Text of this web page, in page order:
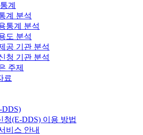
계
계 분석
통계 분석
도 분석
공 기관 분석
청 기관 분석
주제
료
DDS)
청(E-DDS) 이용 방법
비스 안내